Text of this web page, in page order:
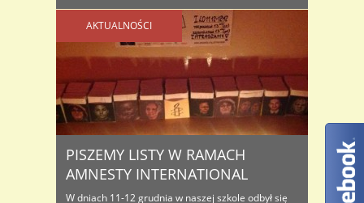
w tym szczególnie na rzecz innych. Bohaterką
koncertu była mała Michasia ..
AKTUALNOŚCI
PISZEMY LISTY W RAMACH
AMNESTY INTERNATIONAL
W dniach 11-12 grudnia w naszej szkole odbył się